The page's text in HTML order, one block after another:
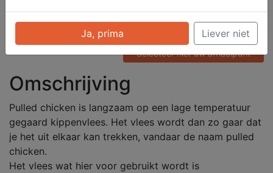
Voor onze prijzen moet u
ingelogd zijn.
Selecteer hier uw afhaalpunt
Omschrijving
Pulled chicken is langzaam op een lage temperatuur
gegaard kippenvlees. Het vlees wordt dan zo gaar dat
je het uit elkaar kan trekken, vandaar de naam pulled
chicken.
Het vlees wat hier voor gebruikt wordt is
Ja, prima Liever niet